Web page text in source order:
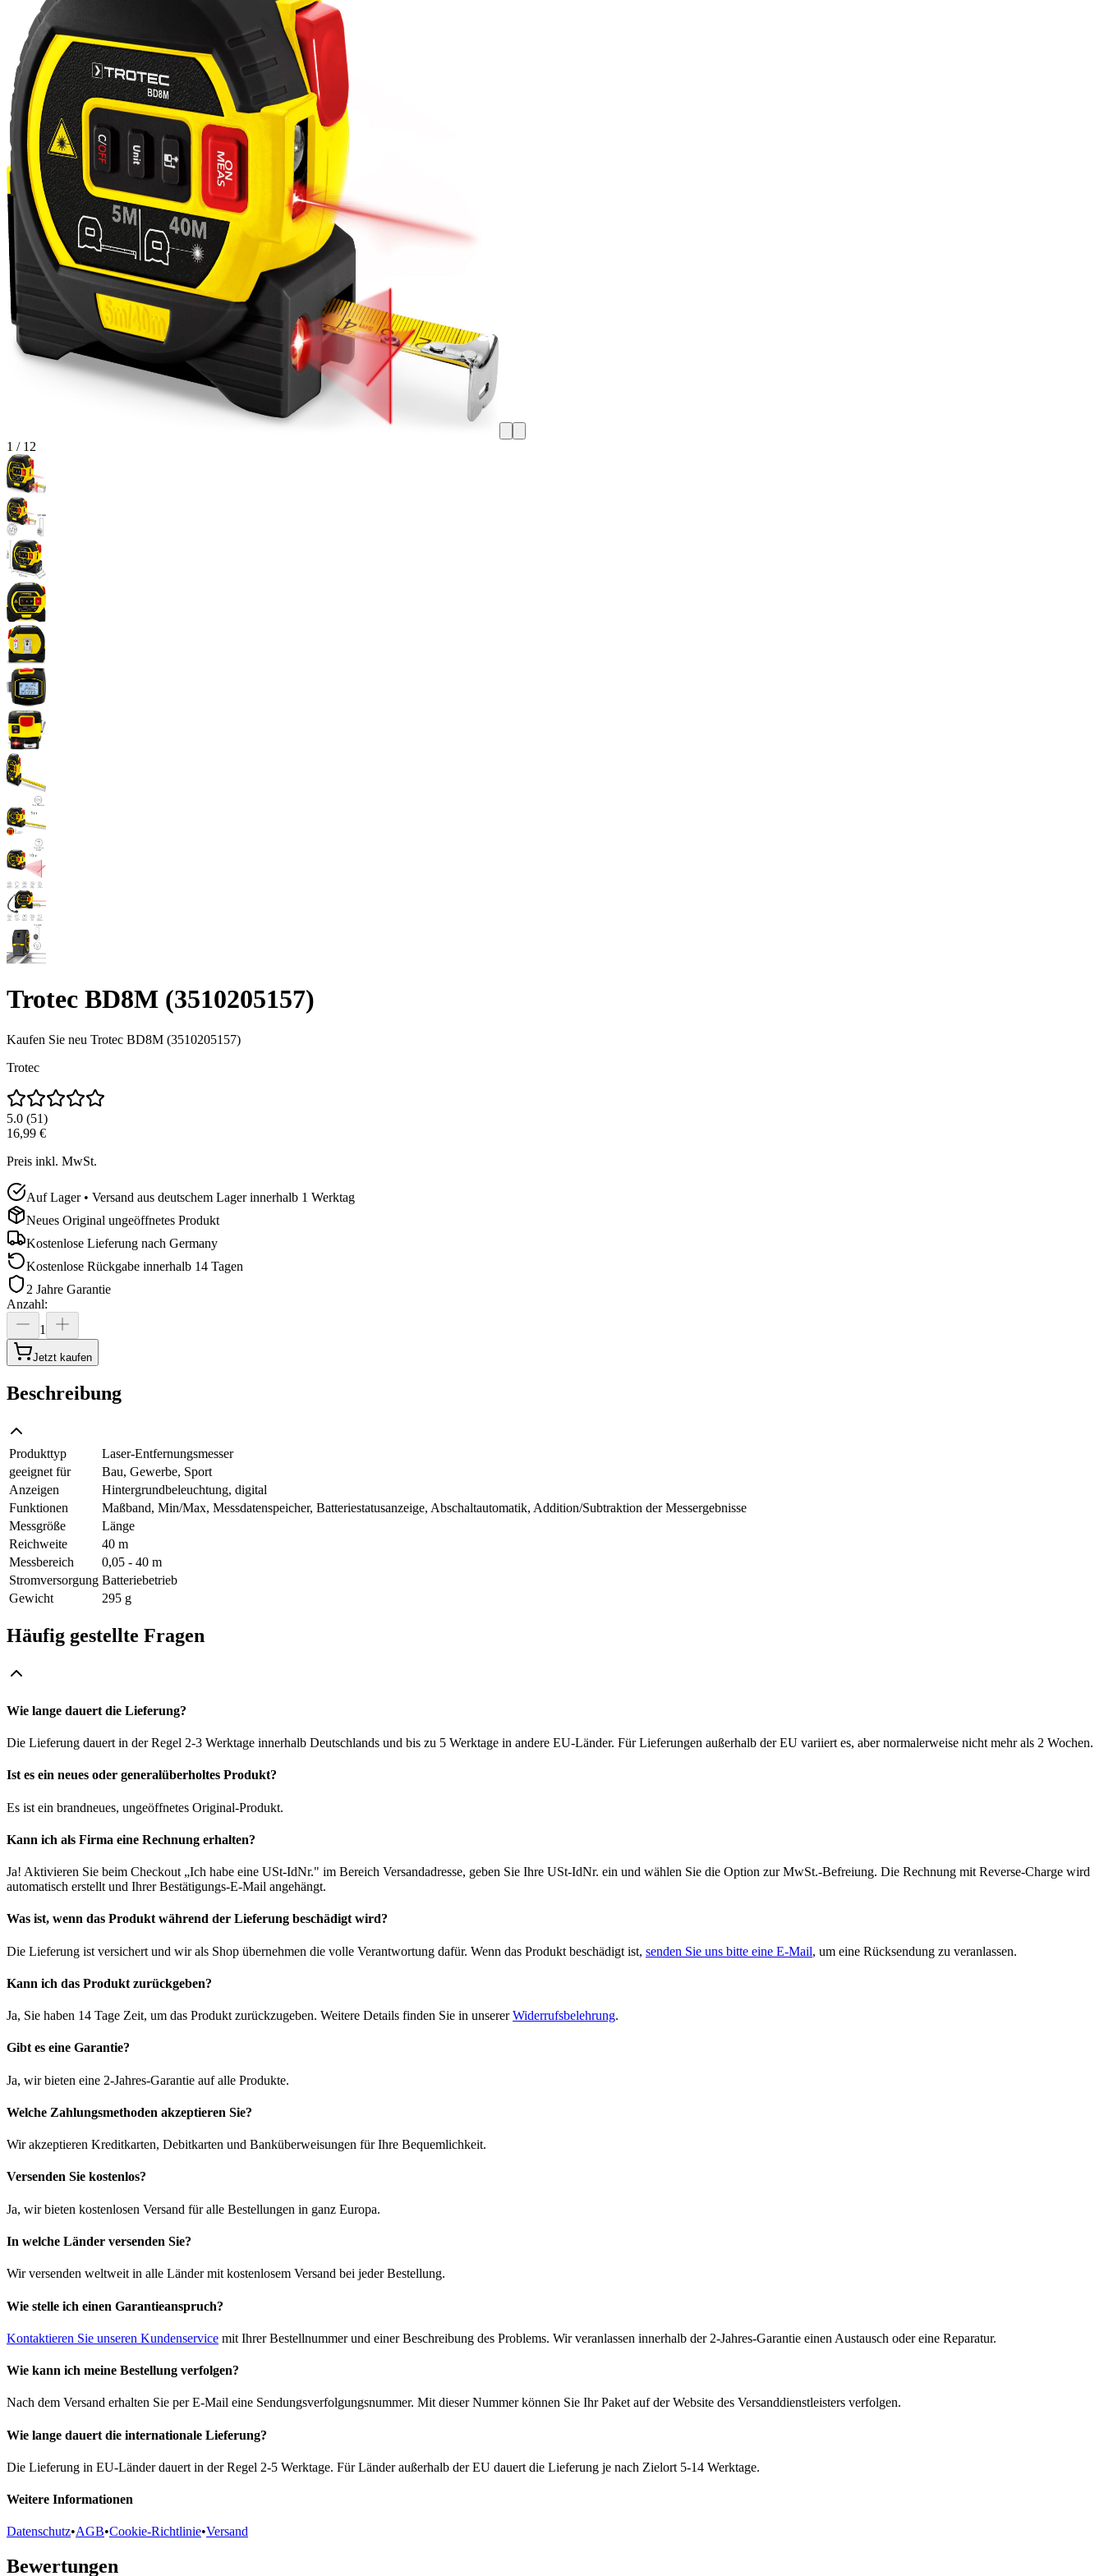
1 / 12
Trotec BD8M (3510205157)
Kaufen Sie neu Trotec BD8M (3510205157)
Trotec
5.0 (51)
16,99 €
Preis inkl. MwSt.
Auf Lager • Versand aus deutschem Lager innerhalb 1 Werktag
Neues Original ungeöffnetes Produkt
Kostenlose Lieferung nach Germany
Kostenlose Rückgabe innerhalb 14 Tagen
2 Jahre Garantie
Anzahl:
1
Jetzt kaufen
Beschreibung
Produkttyp
Laser-Entfernungsmesser
geeignet für
Bau, Gewerbe, Sport
Anzeigen
Hintergrundbeleuchtung, digital
Funktionen
Maßband, Min/Max, Messdatenspeicher, Batteriestatusanzeige, Abschaltautomatik, Addition/Subtraktion der Messergebnisse
Messgröße
Länge
Reichweite
40 m
Messbereich
0,05 - 40 m
Stromversorgung Batteriebetrieb
Gewicht
295 g
Häufig gestellte Fragen
Wie lange dauert die Lieferung?
Die Lieferung dauert in der Regel 2-3 Werktage innerhalb Deutschlands und bis zu 5 Werktage in andere EU-Länder. Für Lieferungen außerhalb der EU variiert es, aber normalerweise nicht mehr als 2 Wochen.
Ist es ein neues oder generalüberholtes Produkt?
Es ist ein brandneues, ungeöffnetes Original-Produkt.
Kann ich als Firma eine Rechnung erhalten?
Ja! Aktivieren Sie beim Checkout „Ich habe eine USt-IdNr." im Bereich Versandadresse, geben Sie Ihre USt-IdNr. ein und wählen Sie die Option zur MwSt.-Befreiung. Die Rechnung mit Reverse-Charge wird
automatisch erstellt und Ihrer Bestätigungs-E-Mail angehängt.
Was ist, wenn das Produkt während der Lieferung beschädigt wird?
Die Lieferung ist versichert und wir als Shop übernehmen die volle Verantwortung dafür. Wenn das Produkt beschädigt ist, senden Sie uns bitte eine E-Mail, um eine Rücksendung zu veranlassen.
Kann ich das Produkt zurückgeben?
Ja, Sie haben 14 Tage Zeit, um das Produkt zurückzugeben. Weitere Details finden Sie in unsererWiderrufsbelehrung.
Gibt es eine Garantie?
Ja, wir bieten eine 2-Jahres-Garantie auf alle Produkte.
Welche Zahlungsmethoden akzeptieren Sie?
Wir akzeptieren Kreditkarten, Debitkarten und Banküberweisungen für Ihre Bequemlichkeit.
Versenden Sie kostenlos?
Ja, wir bieten kostenlosen Versand für alle Bestellungen in ganz Europa.
In welche Länder versenden Sie?
Wir versenden weltweit in alle Länder mit kostenlosem Versand bei jeder Bestellung.
Wie stelle ich einen Garantieanspruch?
Kontaktieren Sie unseren Kundenservice mit Ihrer Bestellnummer und einer Beschreibung des Problems. Wir veranlassen innerhalb der 2-Jahres-Garantie einen Austausch oder eine Reparatur.
Wie kann ich meine Bestellung verfolgen?
Nach dem Versand erhalten Sie per E-Mail eine Sendungsverfolgungsnummer. Mit dieser Nummer können Sie Ihr Paket auf der Website des Versanddienstleisters verfolgen.
Wie lange dauert die internationale Lieferung?
Die Lieferung in EU-Länder dauert in der Regel 2-5 Werktage. Für Länder außerhalb der EU dauert die Lieferung je nach Zielort 5-14 Werktage.
Weitere Informationen
Datenschutz•AGB•Cookie-Richtlinie•Versand
Bewertungen